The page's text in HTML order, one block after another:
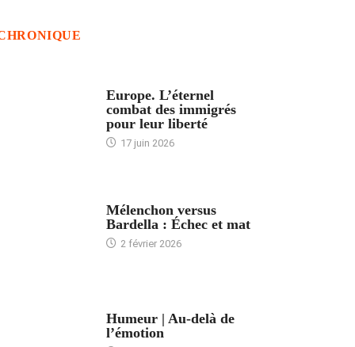
Europe. L’éternel
combat des immigrés
pour leur liberté
17 juin 2026
Mélenchon versus
Bardella : Échec et mat
2 février 2026
Humeur | Au-delà de
l’émotion